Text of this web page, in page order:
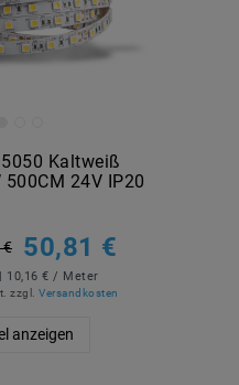
Kaltweiß
24V IP20
€ 50,81 €
| 10,16 € / Meter
zzgl. Versandkosten
anzeigen